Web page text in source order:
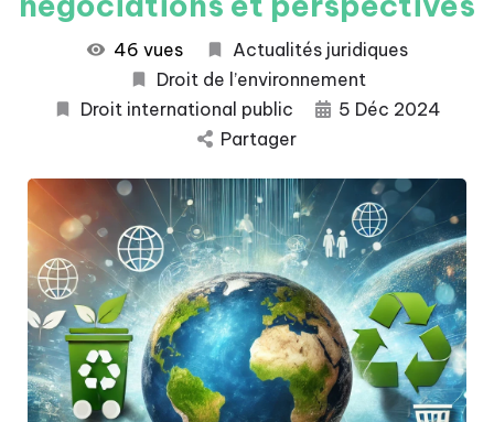
46 vues
Actualités juridiques
Droit de l’environnement
Droit international public
5 Déc 2024
Partager